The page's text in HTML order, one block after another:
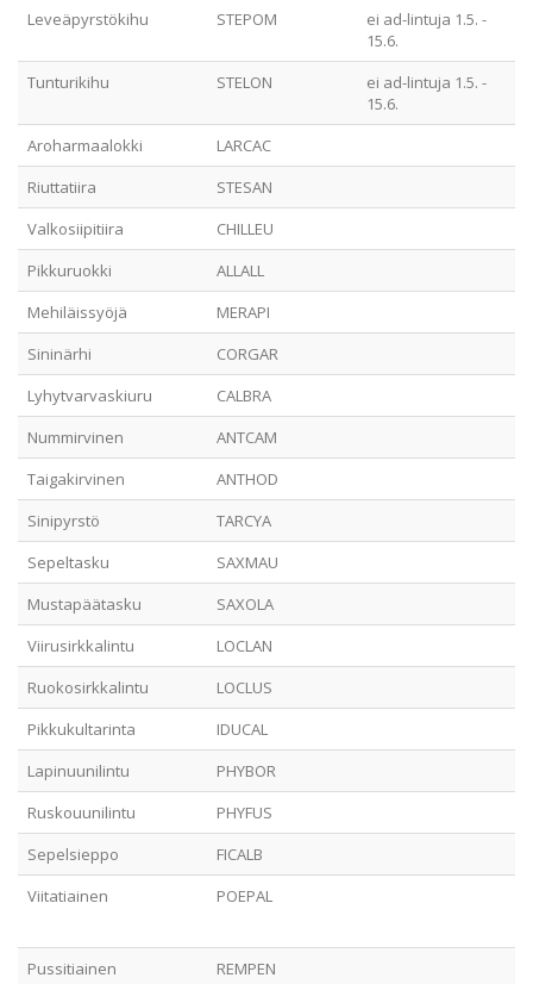
Leveäpyrstökihu
STEPOM
ei ad-lintuja 1.5. -
15.6.
Tunturikihu
STELON
ei ad-lintuja 1.5. -
15.6.
Aroharmaalokki
LARCAC
Riuttatiira
STESAN
Valkosiipitiira
CHILLEU
Pikkuruokki
ALLALL
Mehiläissyöjä
MERAPI
Sininärhi
CORGAR
Lyhytvarvaskiuru
CALBRA
Nummirvinen
ANTCAM
Taigakirvinen
ANTHOD
Sinipyrstö
TARCYA
Sepeltasku
SAXMAU
Mustapäätasku
SAXOLA
Viirusirkkalintu
LOCLAN
Ruokosirkkalintu
LOCLUS
Pikkukultarinta
IDUCAL
Lapinuunilintu
PHYBOR
Ruskouunilintu
PHYFUS
Sepelsieppo
FICALB
Viitatiainen
POEPAL
Pussitiainen
REMPEN